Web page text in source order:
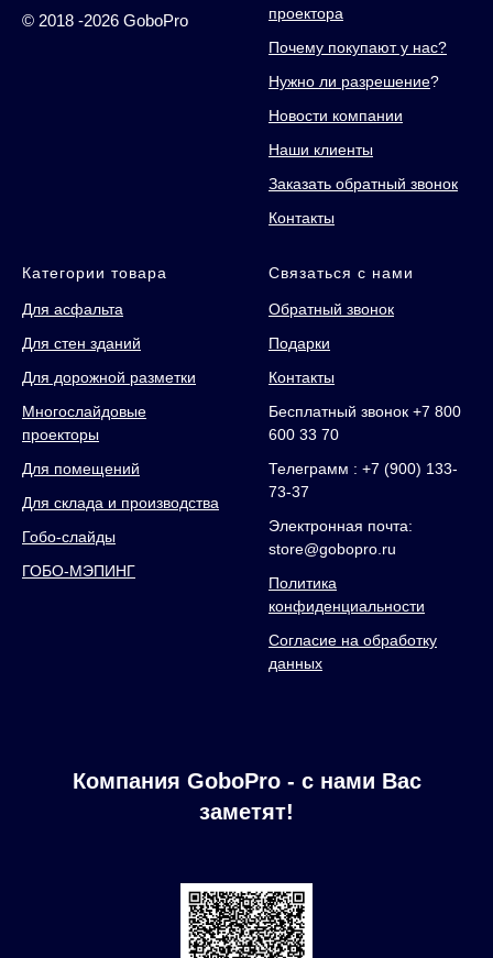
© 2018 -2026 GoboPro
проектора
Почему покупают у нас?
Нужно ли разрешение?
Новости компании
Наши клиенты
Заказать обратный звонок
Контакты
Категории товара
Для асфальта
Для стен зданий
Для дорожной разметки
Многослайдовые
проекторы
Для помещений
Для склада и производства
Гобо-слайды
ГОБО-МЭПИНГ
Связаться с нами
Обратный звонок
Подарки
Контакты
Бесплатный звонок +7 800
600 33 70
Телеграмм : +7 (900) 133-
73-37
Электронная почта:
store@gobopro.ru
Политика
конфиденциальности
Согласие на обработку
данных
Компания GoboPro - с нами Вас
заметят!